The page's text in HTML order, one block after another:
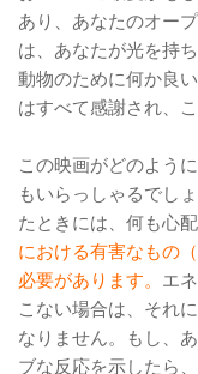
あり、あなたのオー
は、あなたが光を持
動物のために何か良
はすべて感謝され、
この映画がどのよう
もいらっしゃるでし
たときには、何も心
における有害なもの
必要があります。 エ
こない場合は、それ
なりません。もし、
ブな反応を示したら